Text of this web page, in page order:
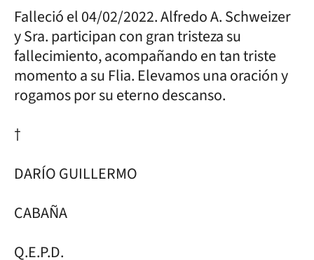
Falleció el 04/02/2022. Alfredo A. Schweizer
y Sra. participan con gran tristeza su
fallecimiento, acompañando en tan triste
momento a su Flia. Elevamos una oración y
rogamos por su eterno descanso.
†
DARÍO GUILLERMO
CABAÑA
Q.E.P.D.